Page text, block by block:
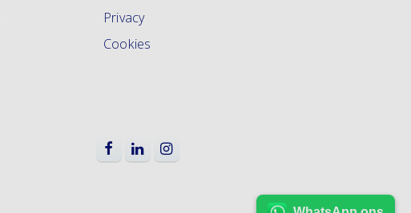
Privacy
Cookies